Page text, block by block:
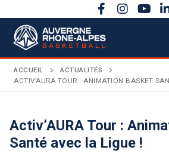
au
contenu
Présentation
ACTUALITÉS
ACCUEIL
ACTUALITÉS
ACTIV’AURA TOUR : ANIMATION BASKET
Activ’AURA Tour :
Santé avec la Ligue !